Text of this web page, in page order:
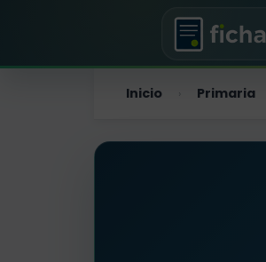
Inicio › Primaria